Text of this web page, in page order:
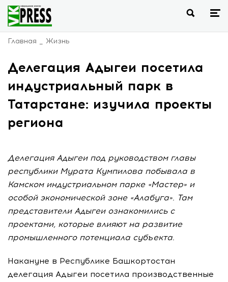
Главная Жизнь
Делегация Адыгеи посетила
индустриальный парк в
Татарстане: изучила проекты
региона
Делегация Адыгеи под руководством главы
республики Мурата Кумпилова побывала в
Камском индустриальном парке «Мастер» и
особой экономической зоне «Алабуга». Там
представители Адыгеи ознакомились с
проектами, которые влияют на развитие
промышленного потенциала субъекта.
Накануне в Республике Башкортостан
делегация Адыгеи посетила производственные